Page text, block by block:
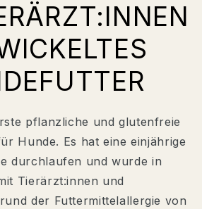
pflanzliche und glutenfreie
Hunde. Es hat eine einjährige
durchlaufen und wurde in
Tierärzt:innen und
der Futtermittelallergie von